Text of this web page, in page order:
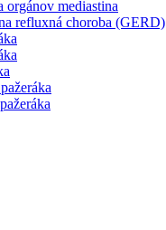
orgánov mediastina
refluxná choroba (GERD)